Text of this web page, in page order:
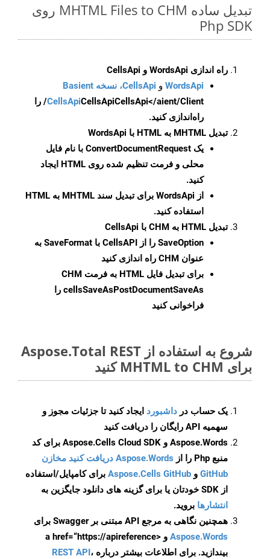
تبدیل ساده MHTML Files to CHM روی
Php SDK
راه اندازی WordsApi و CellsApi
WordsApi و CellsApi، نسخه Basient
CellsApiCellsApi
CellsApi</aient/Client/ را
راه‌اندازی کنید.
تبدیل MHTML به HTML با WordsApi
یک ConvertDocumentRequest با نام فایل
محلی و فرمت تنظیم شده روی HTML ایجاد
کنید.
از WordsApi برای تبدیل سند MHTML به HTML
استفاده کنید.
تبدیل HTML به CHM با CellsApi
SaveOption
را از CellsAPI با SaveFormat به
عنوان CHM راه اندازی کنید
برای تبدیل فایل HTML به فرمت
CHM
cellsSaveAsPostDocumentSaveAs را
فراخوانی کنید
شروع به استفاده از Aspose.Total REST
برای MHTML to CHM کنید
یک حساب در داشبورد ایجاد کنید تا جزئیات مجوز و
سهمیه API رایگان را دریافت کنید
Aspose.Words و Aspose.Cells Cloud SDK برای کد
منبع Php را از
Aspose.Words دریافت کنید مخازن
GitHub و Aspose.Cells GitHub برای کامپایل/استفاده
از SDK خودتان یا برای گزینه های دانلود جایگزین به
انتشارها بروید.
همچنین نگاهی به مرجع API مبتنی بر Swagger برای
Aspose.Words
و <a href=“https://apireference
بیندازید. برای اطلاعات بیشتر درباره REST API،